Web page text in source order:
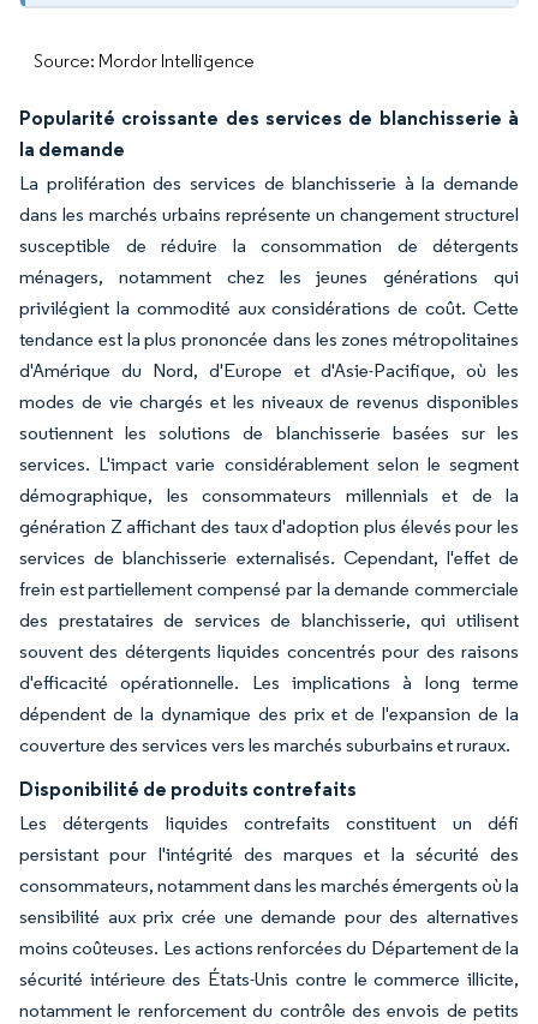
Source: Mordor Intelligence
Popularité croissante des services de blanchisserie à
la demande
La prolifération des services de blanchisserie à la demande
dans les marchés urbains représente un changement structurel
susceptible de réduire la consommation de détergents
ménagers, notamment chez les jeunes générations qui
privilégient la commodité aux considérations de coût. Cette
tendance est la plus prononcée dans les zones métropolitaines
d'Amérique du Nord, d'Europe et d'Asie-Pacifique, où les
modes de vie chargés et les niveaux de revenus disponibles
soutiennent les solutions de blanchisserie basées sur les
services. L'impact varie considérablement selon le segment
démographique, les consommateurs millennials et de la
génération Z affichant des taux d'adoption plus élevés pour les
services de blanchisserie externalisés. Cependant, l'effet de
frein est partiellement compensé par la demande commerciale
des prestataires de services de blanchisserie, qui utilisent
souvent des détergents liquides concentrés pour des raisons
d'efficacité opérationnelle. Les implications à long terme
dépendent de la dynamique des prix et de l'expansion de la
couverture des services vers les marchés suburbains et ruraux.
Disponibilité de produits contrefaits
Les détergents liquides contrefaits constituent un défi
persistant pour l'intégrité des marques et la sécurité des
consommateurs, notamment dans les marchés émergents où la
sensibilité aux prix crée une demande pour des alternatives
moins coûteuses. Les actions renforcées du Département de la
sécurité intérieure des États-Unis contre le commerce illicite,
notamment le renforcement du contrôle des envois de petits